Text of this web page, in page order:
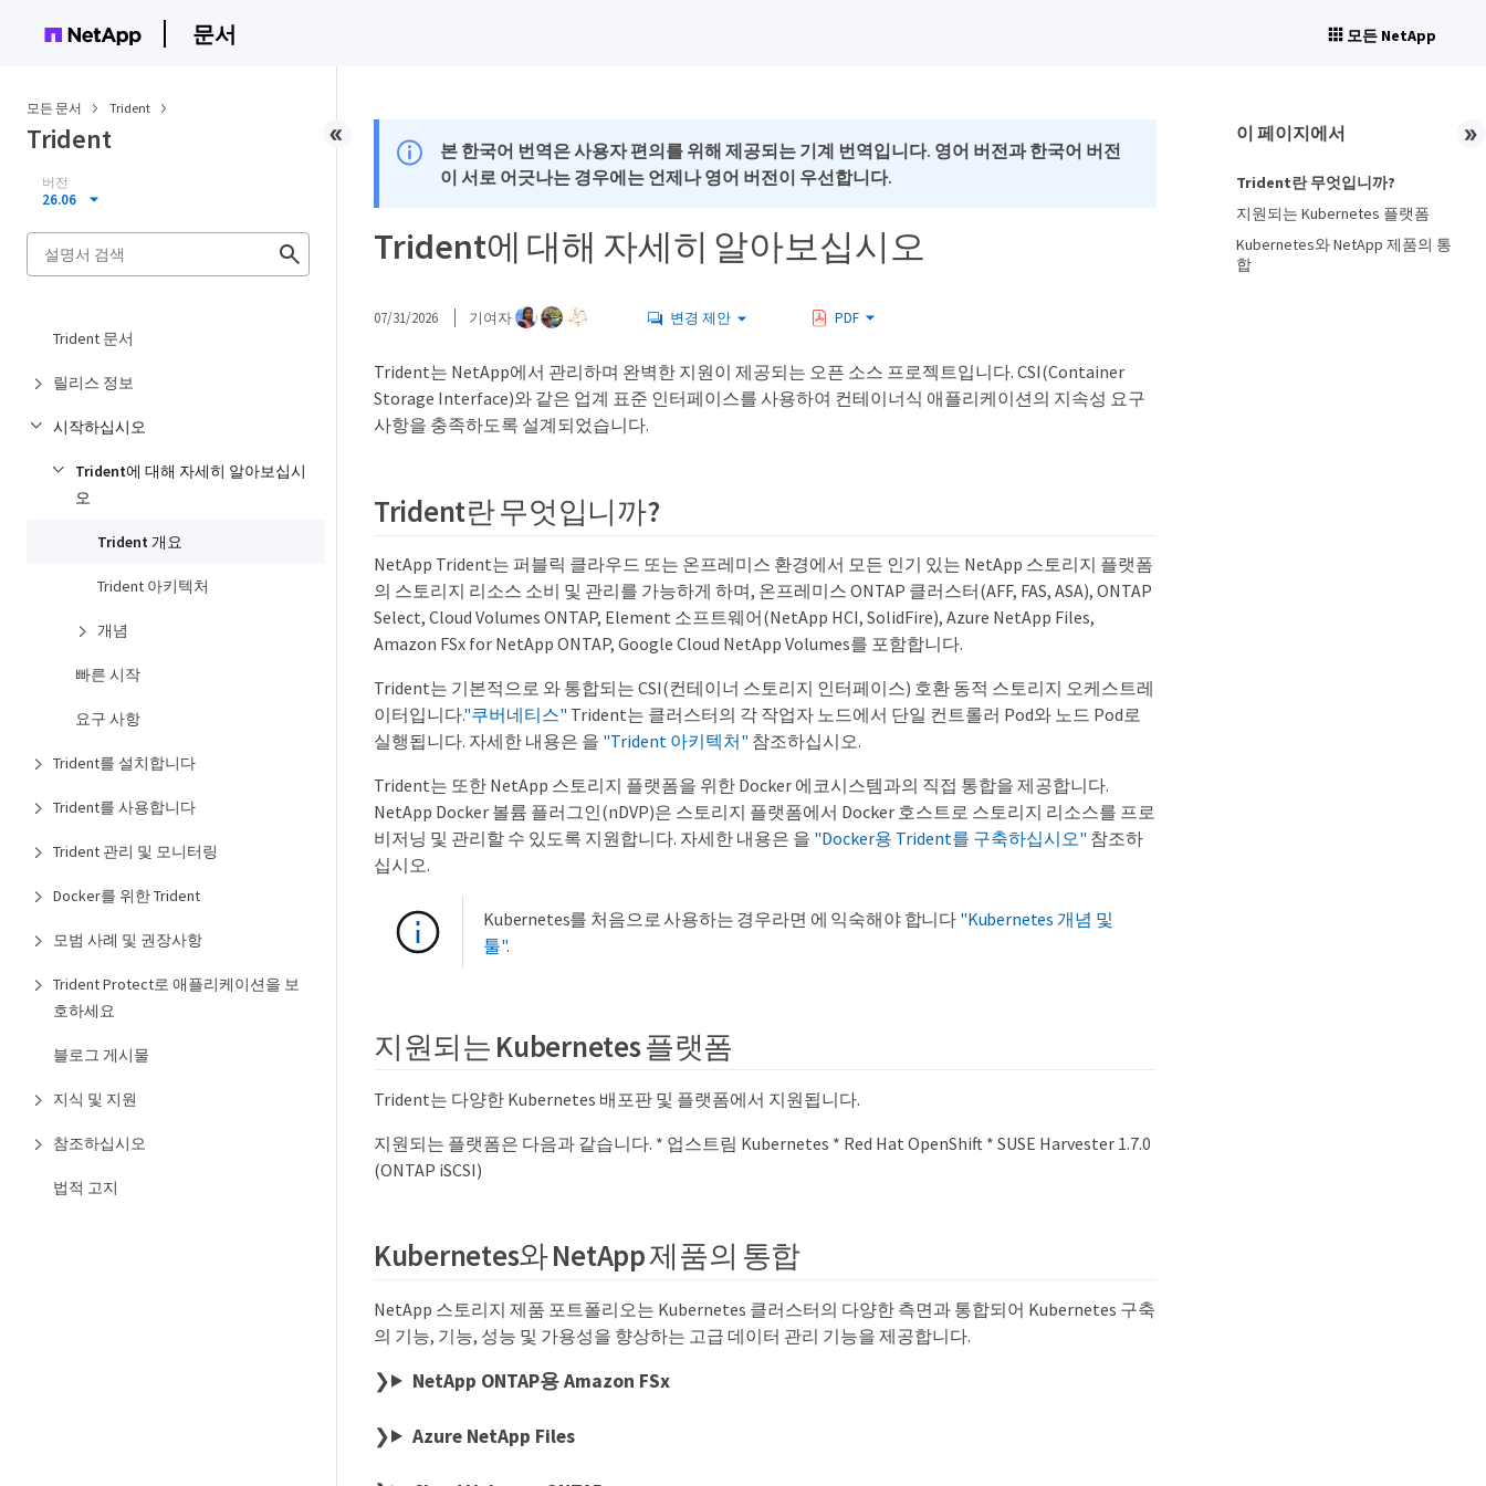
문서 모든 NetApp
모든 문서 Trident
Trident
버전
26.06
Trident 문서
릴리스 정보
시작하십시오
Trident에 대해 자세히 알아보십시
오
Trident 개요
Trident 아키텍처
개념
빠른 시작
요구 사항
Trident를 설치합니다
Trident를 사용합니다
Trident 관리 및 모니터링
Docker를 위한 Trident
모범 사례 및 권장사항
Trident Protect로 애플리케이션을 보
호하세요
블로그 게시물
지식 및 지원
참조하십시오
법적 고지
본 한국어 번역은 사용자 편의를 위해 제공되는 기계 번역입니다. 영어 버전과 한국어 버전
이 서로 어긋나는 경우에는 언제나 영어 버전이 우선합니다.
Trident에 대해 자세히 알아보십시오
07/31/2026 기여자 변경 제안 PDF
Trident는 NetApp에서 관리하며 완벽한 지원이 제공되는 오픈 소스 프로젝트입니다. CSI(Container
Storage Interface)와 같은 업계 표준 인터페이스를 사용하여 컨테이너식 애플리케이션의 지속성 요구
사항을 충족하도록 설계되었습니다.
Trident란 무엇입니까?
NetApp Trident는 퍼블릭 클라우드 또는 온프레미스 환경에서 모든 인기 있는 NetApp 스토리지 플랫폼
의 스토리지 리소스 소비 및 관리를 가능하게 하며, 온프레미스 ONTAP 클러스터(AFF, FAS, ASA), ONTAP
Select, Cloud Volumes ONTAP, Element 소프트웨어(NetApp HCI, SolidFire), Azure NetApp Files,
Amazon FSx for NetApp ONTAP, Google Cloud NetApp Volumes를 포함합니다.
Trident는 기본적으로 와 통합되는 CSI(컨테이너 스토리지 인터페이스) 호환 동적 스토리지 오케스트레
이터입니다."쿠버네티스" Trident는 클러스터의 각 작업자 노드에서 단일 컨트롤러 Pod와 노드 Pod로
실행됩니다. 자세한 내용은 을 "Trident 아키텍처" 참조하십시오.
Trident는 또한 NetApp 스토리지 플랫폼을 위한 Docker 에코시스템과의 직접 통합을 제공합니다.
NetApp Docker 볼륨 플러그인(nDVP)은 스토리지 플랫폼에서 Docker 호스트로 스토리지 리소스를 프로
비저닝 및 관리할 수 있도록 지원합니다. 자세한 내용은 을 "Docker용 Trident를 구축하십시오" 참조하
십시오.
Kubernetes를 처음으로 사용하는 경우라면 에 익숙해야 합니다 "Kubernetes 개념 및
툴".
지원되는 Kubernetes 플랫폼
Trident는 다양한 Kubernetes 배포판 및 플랫폼에서 지원됩니다.
지원되는 플랫폼은 다음과 같습니다. * 업스트림 Kubernetes * Red Hat OpenShift * SUSE Harvester 1.7.0
(ONTAP iSCSI)
Kubernetes와 NetApp 제품의 통합
NetApp 스토리지 제품 포트폴리오는 Kubernetes 클러스터의 다양한 측면과 통합되어 Kubernetes 구축
의 기능, 기능, 성능 및 가용성을 향상하는 고급 데이터 관리 기능을 제공합니다.
NetApp ONTAP용 Amazon FSx
Azure NetApp Files
이 페이지에서
Trident란 무엇입니까?
지원되는 Kubernetes 플랫폼
Kubernetes와 NetApp 제품의 통
합